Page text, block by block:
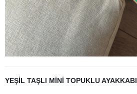
YEŞİL TAŞLI MİNİ TOPUKLU AYAKKABI